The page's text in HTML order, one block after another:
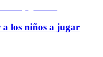
a los niños a jugar